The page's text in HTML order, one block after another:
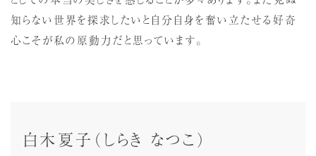
知らない世界を探求したいと自分自身を奮い立たせる好奇
心こそが私の原動力だと思っています。
白木夏子（しらき なつこ）